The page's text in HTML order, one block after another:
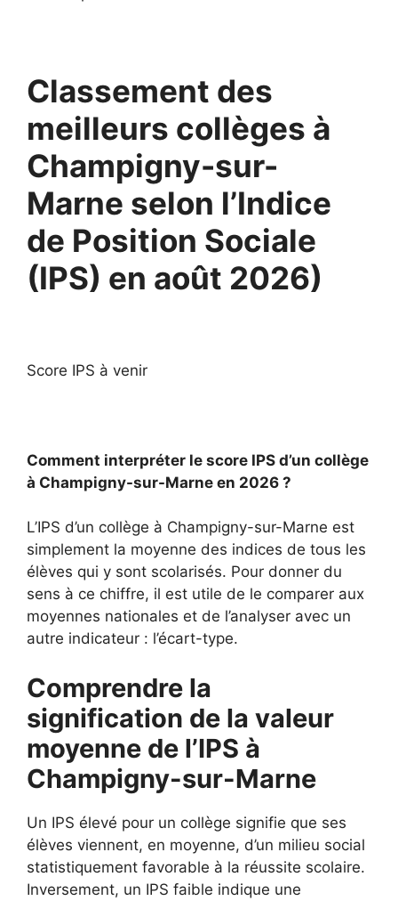
Classement des
meilleurs collèges à
Champigny-sur-
Marne selon l’Indice
de Position Sociale
(IPS) en août 2026)
Score IPS à venir
Comment interpréter le score IPS d’un collège
à Champigny-sur-Marne en 2026 ?
L’IPS d’un collège à Champigny-sur-Marne est
simplement la moyenne des indices de tous les
élèves qui y sont scolarisés. Pour donner du
sens à ce chiffre, il est utile de le comparer aux
moyennes nationales et de l’analyser avec un
autre indicateur : l’écart-type.
Comprendre la
signification de la valeur
moyenne de l’IPS à
Champigny-sur-Marne
Un IPS élevé pour un collège signifie que ses
élèves viennent, en moyenne, d’un milieu social
statistiquement favorable à la réussite scolaire.
Inversement, un IPS faible indique une